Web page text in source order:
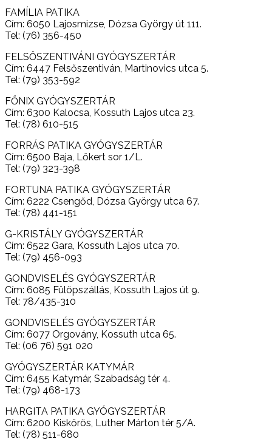
FAMÍLIA PATIKA
Cím: 6050 Lajosmizse, Dózsa György út 111.
Tel: (76) 356-450
FELSŐSZENTIVÁNI GYÓGYSZERTÁR
Cím: 6447 Felsőszentiván, Martinovics utca 5.
Tel: (79) 353-592
FŐNIX GYÓGYSZERTÁR
Cím: 6300 Kalocsa, Kossuth Lajos utca 23.
Tel: (78) 610-515
FORRÁS PATIKA GYÓGYSZERTÁR
Cím: 6500 Baja, Lőkert sor 1/L.
Tel: (79) 323-398
FORTUNA PATIKA GYÓGYSZERTÁR
Cím: 6222 Csengőd, Dózsa György utca 67.
Tel: (78) 441-151
G-KRISTÁLY GYÓGYSZERTÁR
Cím: 6522 Gara, Kossuth Lajos utca 70.
Tel: (79) 456-093
GONDVISELÉS GYÓGYSZERTÁR
Cím: 6085 Fülöpszállás, Kossuth Lajos út 9.
Tel: 78/435-310
GONDVISELÉS GYÓGYSZERTÁR
Cím: 6077 Orgovány, Kossuth utca 65.
Tel: (06 76) 591 020
GYÓGYSZERTÁR KATYMÁR
Cím: 6455 Katymár, Szabadság tér 4.
Tel: (79) 468-173
HARGITA PATIKA GYÓGYSZERTÁR
Cím: 6200 Kiskőrös, Luther Márton tér 5/A.
Tel: (78) 511-680